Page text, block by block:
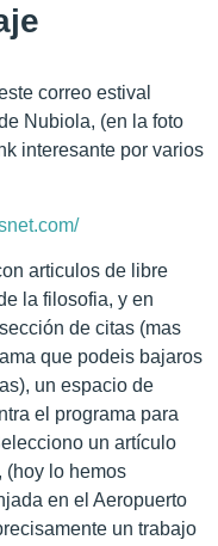
correo estival
Nubiola, (en la foto
interesante por varios
articulos de libre
la filosofia, y en
de citas (mas
que podeis bajaros
un espacio de
el programa para
un artículo
(hoy lo hemos
en el Aeropuerto
un trabajo